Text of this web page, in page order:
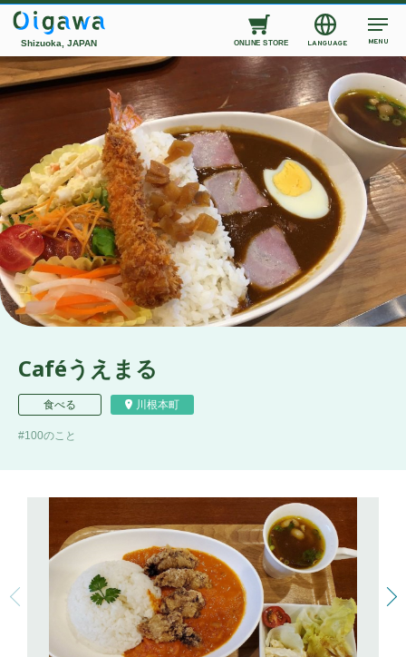
Shizuoka, JAPAN ONLINE STORE LANGUAGE MENU
Caféうえまる
食べる 川根本町
100のこと